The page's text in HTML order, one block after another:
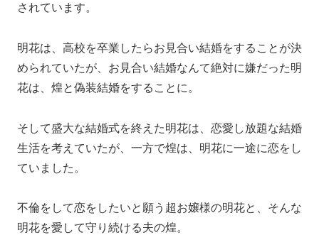
されています。
明花は、高校を卒業したらお見合い結婚をすることが決
められていたが、お見合い結婚なんて絶対に嫌だった明
花は、煌と偽装結婚をすることに。
そして盛大な結婚式を終えた明花は、恋愛し放題な結婚
生活を考えていたが、一方で煌は、明花に一途に恋をし
ていました。
不倫をして恋をしたいと願う超お嬢様の明花と、そんな
明花を愛して守り続ける夫の煌。